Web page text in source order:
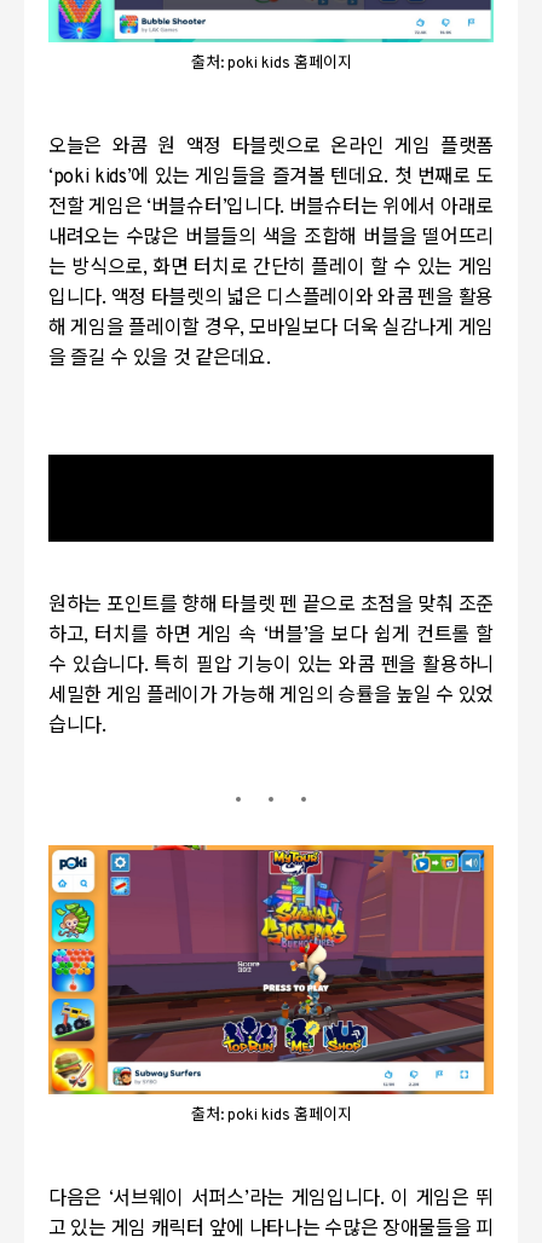
출처: poki kids 홈페이지
오늘은 와콤 원 액정 타블렛으로 온라인 게임 플랫폼
‘poki kids’에 있는 게임들을 즐겨볼 텐데요. 첫 번째로 도
전할 게임은 ‘버블슈터’입니다. 버블슈터는 위에서 아래로
내려오는 수많은 버블들의 색을 조합해 버블을 떨어뜨리
는 방식으로, 화면 터치로 간단히 플레이 할 수 있는 게임
입니다. 액정 타블렛의 넓은 디스플레이와 와콤 펜을 활용
해 게임을 플레이할 경우, 모바일보다 더욱 실감나게 게임
을 즐길 수 있을 것 같은데요.
원하는 포인트를 향해 타블렛 펜 끝으로 초점을 맞춰 조준
하고, 터치를 하면 게임 속 ‘버블’을 보다 쉽게 컨트롤 할
수 있습니다.특히 필압 기능이 있는 와콤 펜을 활용하니
세밀한 게임 플레이가 가능해 게임의 승률을 높일 수 있었
습니다.
출처: poki kids 홈페이지
다음은 ‘서브웨이 서퍼스’라는 게임입니다. 이 게임은 뛰
고 있는 게임 캐릭터 앞에 나타나는 수많은 장애물들을 피